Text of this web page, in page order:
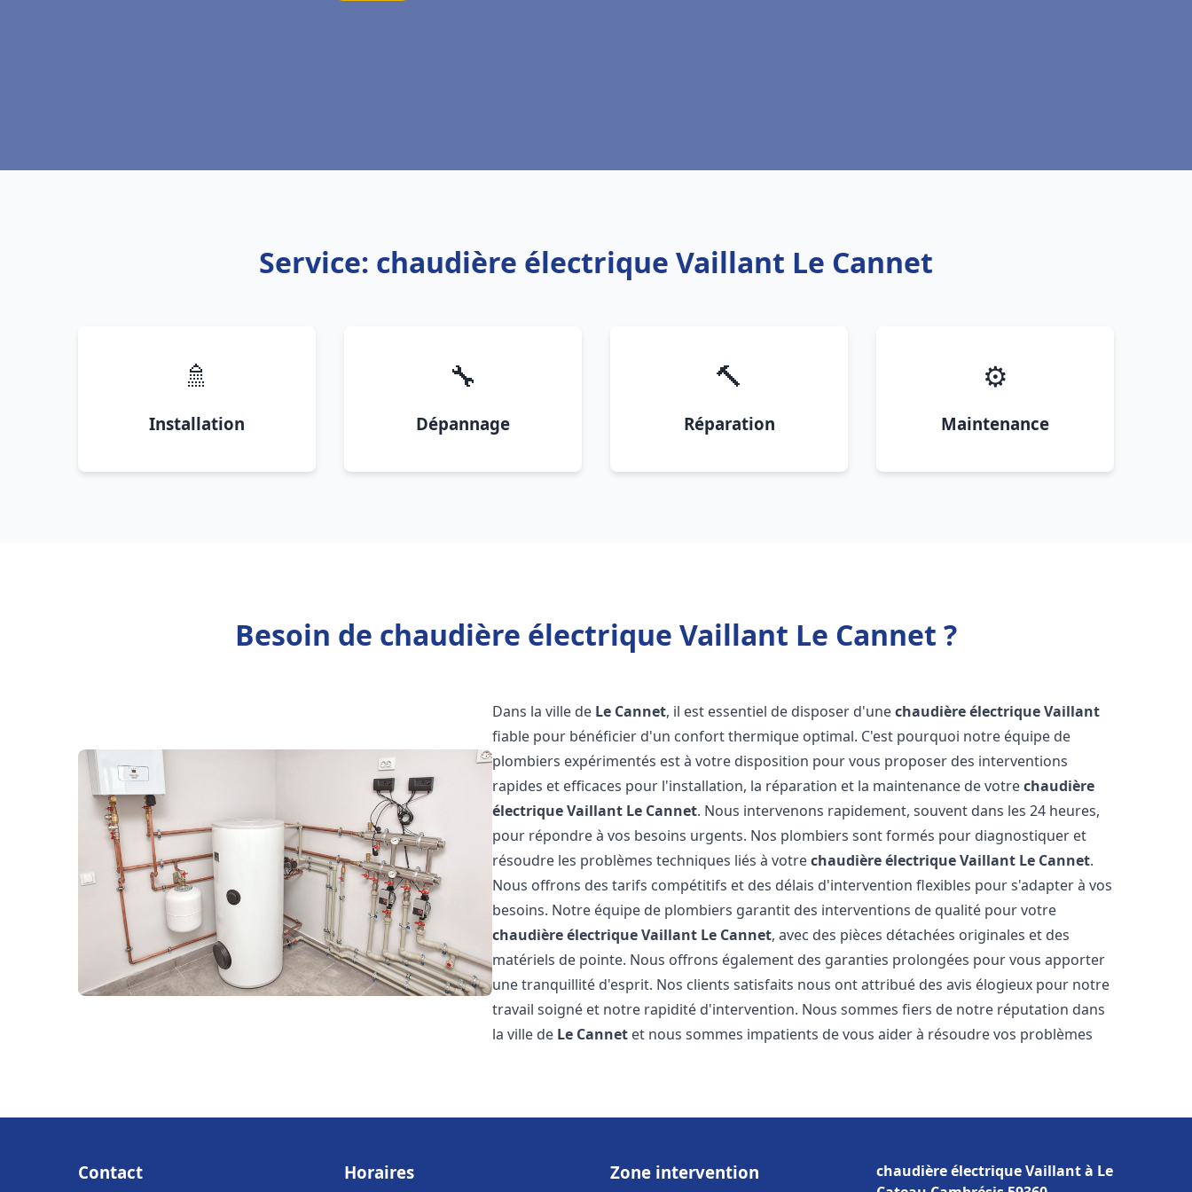
Service: chaudière électrique Vaillant Le Cannet
🚿
Installation
🔧
Dépannage
🔨
Réparation
⚙️
Maintenance
Besoin de chaudière électrique Vaillant Le Cannet ?
Dans la ville de Le Cannet, il est essentiel de disposer d'unechaudière électrique Vaillant
fiable pour bénéficier d'un confort thermique optimal. C'est pourquoi notre équipe de
plombiers expérimentés est à votre disposition pour vous proposer des interventions
rapides et efficaces pour l'installation, la réparation et la maintenance de votrechaudière
électrique Vaillant Le Cannet. Nous intervenons rapidement, souvent dans les 24 heures,
pour répondre à vos besoins urgents. Nos plombiers sont formés pour diagnostiquer et
résoudre les problèmes techniques liés à votrechaudière électrique Vaillant Le Cannet.
Nous offrons des tarifs compétitifs et des délais d'intervention flexibles pour s'adapter à vos
besoins. Notre équipe de plombiers garantit des interventions de qualité pour votre
chaudière électrique Vaillant Le Cannet, avec des pièces détachées originales et des
matériels de pointe. Nous offrons également des garanties prolongées pour vous apporter
une tranquillité d'esprit. Nos clients satisfaits nous ont attribué des avis élogieux pour notre
travail soigné et notre rapidité d'intervention. Nous sommes fiers de notre réputation dans
la ville de Le Cannet et nous sommes impatients de vous aider à résoudre vos problèmes
Contact Horaires Zone intervention
chaudière électrique Vaillant à Le